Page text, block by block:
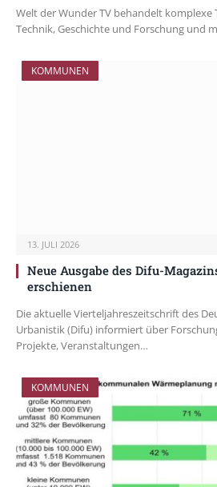
Welt der Wunder TV behandelt komplexe
Technik, Geschichte und Forschung und
KOMMUNEN
13. JULI 2026
Neue Ausgabe des Difu-
erschienen
Die aktuelle Vierteljahreszeitschrift des
Urbanistik (Difu) informiert über
Projekte, Veranstaltungen…
KOMMUNEN